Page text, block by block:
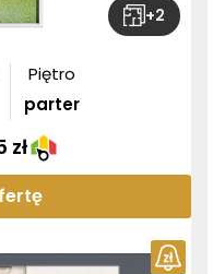
+2
Piętro
parter
zł